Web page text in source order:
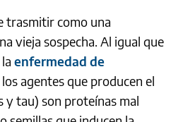
trasmitir como una
vieja sospecha. Al igual que
enfermedad de
los agentes que producen el
y tau) son proteínas mal